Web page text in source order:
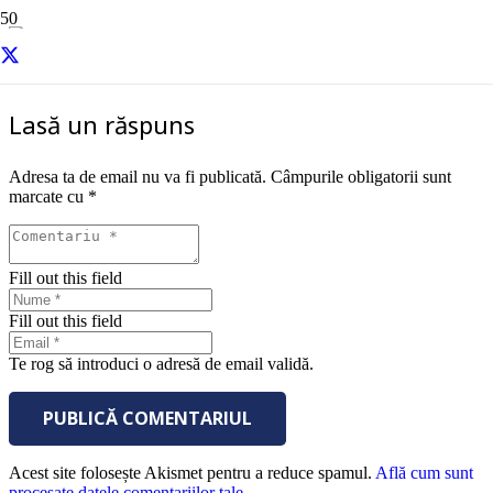
Lasă un răspuns
Adresa ta de email nu va fi publicată. Câmpurile obligatorii sunt
marcate cu *
Fill out this field
Fill out this field
Te rog să introduci o adresă de email validă.
PUBLICĂ COMENTARIUL
Acest site folosește Akismet pentru a reduce spamul. Află cum sunt